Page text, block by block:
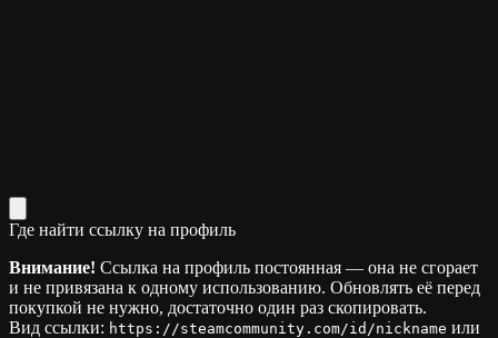
Где найти ссылку на профиль
Внимание! Ссылка на профиль постоянная — она не сгорает
и не привязана к одному использованию. Обновлять её перед
покупкой не нужно, достаточно один раз скопировать.
Вид ссылки: https://steamcommunity.com/id/nickname или